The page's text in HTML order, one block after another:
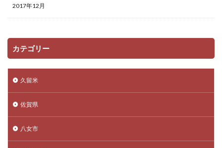
2017年12月
カテゴリー
久留米
佐賀県
八女市